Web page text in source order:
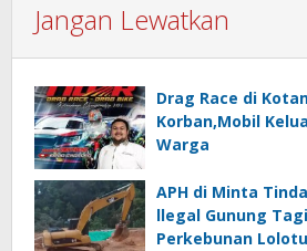
Jangan Lewatkan
Drag Race di
Korban,Mobil
Warga
APH di Minta
llegal Gunung
Perkebunan